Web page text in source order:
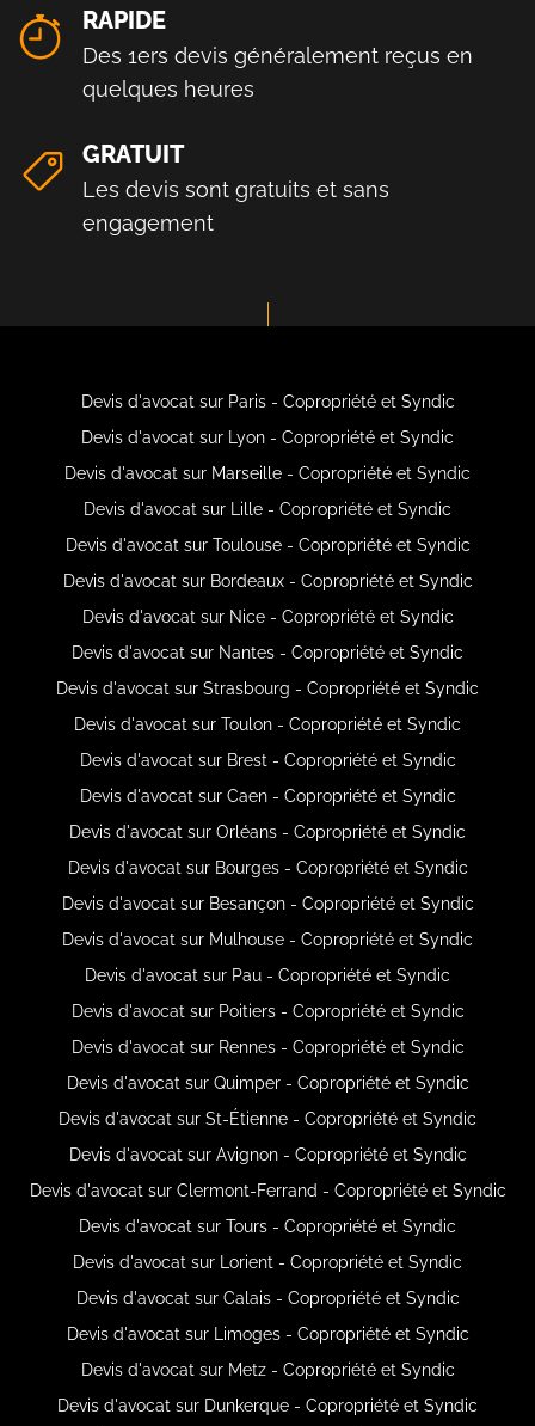
RAPIDE
Des 1ers devis généralement reçus en
quelques heures
GRATUIT
Les devis sont gratuits et sans
engagement
Devis d'avocat sur Paris - Copropriété et Syndic
Devis d'avocat sur Lyon - Copropriété et Syndic
Devis d'avocat sur Marseille - Copropriété et Syndic
Devis d'avocat sur Lille - Copropriété et Syndic
Devis d'avocat sur Toulouse - Copropriété et Syndic
Devis d'avocat sur Bordeaux - Copropriété et Syndic
Devis d'avocat sur Nice - Copropriété et Syndic
Devis d'avocat sur Nantes - Copropriété et Syndic
Devis d'avocat sur Strasbourg - Copropriété et Syndic
Devis d'avocat sur Toulon - Copropriété et Syndic
Devis d'avocat sur Brest - Copropriété et Syndic
Devis d'avocat sur Caen - Copropriété et Syndic
Devis d'avocat sur Orléans - Copropriété et Syndic
Devis d'avocat sur Bourges - Copropriété et Syndic
Devis d'avocat sur Besançon - Copropriété et Syndic
Devis d'avocat sur Mulhouse - Copropriété et Syndic
Devis d'avocat sur Pau - Copropriété et Syndic
Devis d'avocat sur Poitiers - Copropriété et Syndic
Devis d'avocat sur Rennes - Copropriété et Syndic
Devis d'avocat sur Quimper - Copropriété et Syndic
Devis d'avocat sur St-Étienne - Copropriété et Syndic
Devis d'avocat sur Avignon - Copropriété et Syndic
Devis d'avocat sur Clermont-Ferrand - Copropriété et Syndic
Devis d'avocat sur Tours - Copropriété et Syndic
Devis d'avocat sur Lorient - Copropriété et Syndic
Devis d'avocat sur Calais - Copropriété et Syndic
Devis d'avocat sur Limoges - Copropriété et Syndic
Devis d'avocat sur Metz - Copropriété et Syndic
Devis d'avocat sur Dunkerque - Copropriété et Syndic